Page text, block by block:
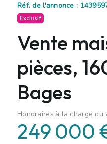
Réf. de l'annonce :
Exclusif
Vente
pièces,
Bages
Honoraires à la charge du
249 000